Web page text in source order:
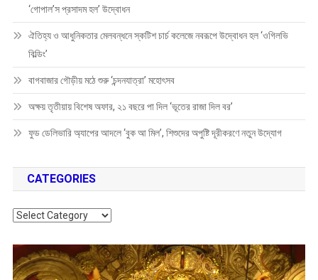
‘গোপাল’স প্রসাদম হল’ উদ্বোধন
ঐতিহ্য ও আধুনিকতার মেলবন্ধনে স্কটিশ চার্চ কলেজে নবরূপে উদ্বোধন হল ‘ওগিলভি
বিল্ডিং’
বাগবাজার গৌড়ীয় মঠে শুরু ‘চন্দনযাত্রা’ মহোৎসব
অক্ষয় তৃতীয়ায় বিশেষ অফার, ২১ বছরে পা দিল ‘ভূতের রাজা দিল বর’
ফুড ডেলিভারি অ্যাপের আদলে ‘বুক আ মিল’, শিশুদের অপুষ্টি দূরীকরণে নতুন উদ্যোগ
CATEGORIES
Categories